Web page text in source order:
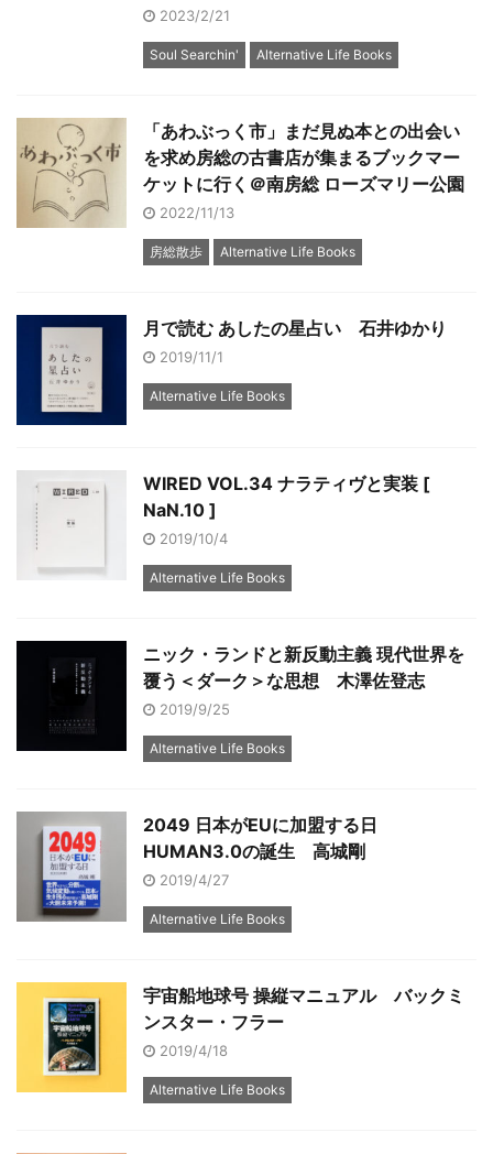
2023/2/21
Soul Searchin' Alternative Life Books
「あわぶっく市」まだ見ぬ本との出会い
を求め房総の古書店が集まるブックマー
ケットに行く＠南房総 ローズマリー公園
2022/11/13
房総散歩 Alternative Life Books
月で読む あしたの星占い 石井ゆかり
2019/11/1
Alternative Life Books
WIRED VOL.34 ナラティヴと実装 [
NaN.10 ]
2019/10/4
Alternative Life Books
ニック・ランドと新反動主義 現代世界を
覆う＜ダーク＞な思想 木澤佐登志
2019/9/25
Alternative Life Books
2049 日本がEUに加盟する日
HUMAN3.0の誕生 高城剛
2019/4/27
Alternative Life Books
宇宙船地球号 操縦マニュアル バックミ
ンスター・フラー
2019/4/18
Alternative Life Books